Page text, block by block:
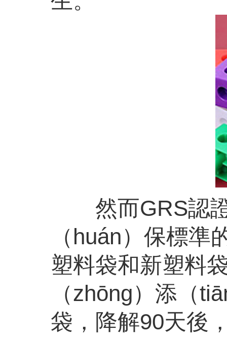
然而GRS認證
（huán）保標
塑料袋和新塑料
（zhōng）添（
袋，降解90天後